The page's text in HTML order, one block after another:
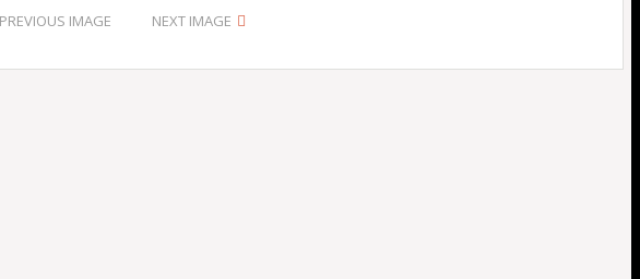
PREVIOUS IMAGE NEXT IMAGE